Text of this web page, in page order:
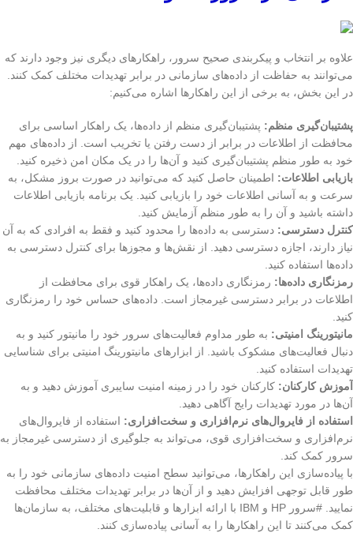
علاوه بر انتخاب و پیکربندی صحیح سرور، راهکارهای دیگری نیز وجود دارند که
می‌توانند به حفاظت از داده‌های سازمانی در برابر تهدیدات مختلف کمک کنند.
در این بخش، به برخی از این راهکارها اشاره می‌کنیم:
پشتیبان‌گیری منظم: پشتیبان‌گیری منظم از داده‌ها، یک راهکار اساسی برای
محافظت از اطلاعات در برابر از دست رفتن یا تخریب است. از داده‌های مهم
خود به طور منظم پشتیبان‌گیری کنید و آن‌ها را در یک مکان امن ذخیره کنید.
بازیابی اطلاعات: اطمینان حاصل کنید که می‌توانید در صورت بروز مشکل، به
سرعت و به آسانی اطلاعات خود را بازیابی کنید. یک برنامه بازیابی اطلاعات
داشته باشید و آن را به طور منظم آزمایش کنید.
کنترل دسترسی: دسترسی به داده‌ها را محدود کنید و فقط به افرادی که به آن
نیاز دارند، اجازه دسترسی دهید. از نقش‌ها و مجوزها برای کنترل دسترسی به
داده‌ها استفاده کنید.
رمزنگاری داده‌ها: رمزنگاری داده‌ها، یک راهکار قوی برای محافظت از
اطلاعات در برابر دسترسی غیرمجاز است. داده‌های حساس خود را رمزنگاری
کنید.
مانیتورینگ امنیتی: به طور مداوم فعالیت‌های سرور خود را مانیتور کنید و به
دنبال فعالیت‌های مشکوک باشید. از ابزارهای مانیتورینگ امنیتی برای شناسایی
تهدیدات استفاده کنید.
آموزش کارکنان: کارکنان خود را در زمینه امنیت سایبری آموزش دهید و به
آن‌ها در مورد تهدیدات رایج آگاهی دهید.
استفاده از فایروال‌های نرم‌افزاری و سخت‌افزاری: استفاده از فایروال‌های
نرم‌افزاری و سخت‌افزاری قوی، می‌تواند به جلوگیری از دسترسی غیرمجاز به
سرور کمک کند.
با پیاده‌سازی این راهکارها، می‌توانید سطح امنیت داده‌های سازمانی خود را به
طور قابل توجهی افزایش دهید و از آن‌ها در برابر تهدیدات مختلف محافظت
نمایید. #سرور HP و IBM با ارائه ابزارها و قابلیت‌های مختلف، به سازمان‌ها
کمک می‌کنند تا این راهکارها را به آسانی پیاده‌سازی کنند.